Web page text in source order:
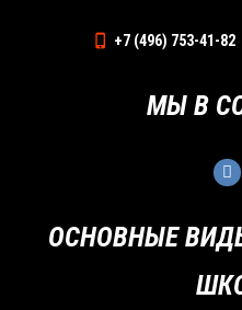
ОСНОВНЫЕ
+7 (496) 753-41-82
МЫ В